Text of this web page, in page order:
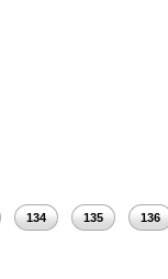
134 135 136